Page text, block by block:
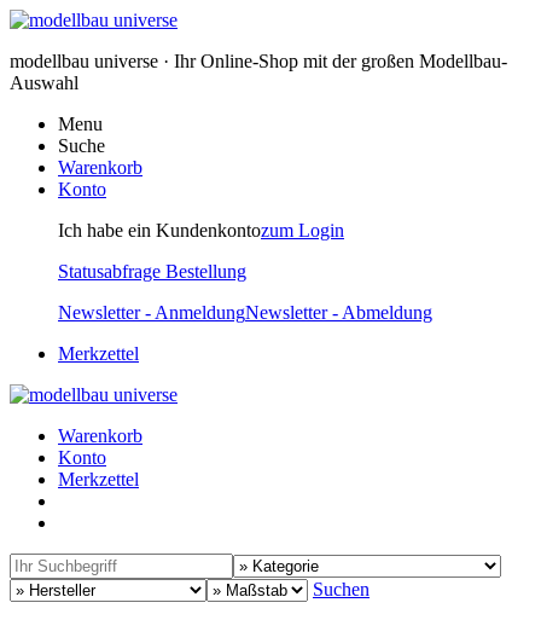
modellbau universe · Ihr Online-Shop mit der großen Modellbau-
Auswahl
Menu
Suche
Warenkorb
Konto
Ich habe ein Kundenkontozum Login
Statusabfrage Bestellung
Newsletter - AnmeldungNewsletter - Abmeldung
Merkzettel
Warenkorb
Konto
Merkzettel
Suchen